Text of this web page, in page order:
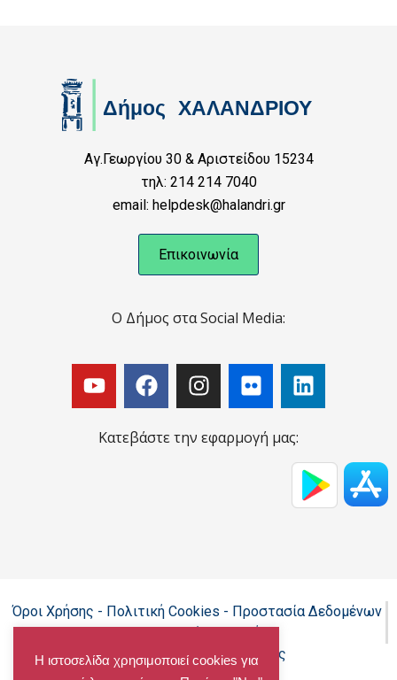
Αγ.Γεωργίου 30 & Αριστείδου 15234
τηλ: 214 214 7040
email: helpdesk@halandri.gr
Επικοινωνία
Ο Δήμος στα Social Media:
Κατεβάστε την εφαρμογή μας:
Όροι Χρήσης - Πολιτική Cookies - Προστασία Δεδομένων
Προσωπικού Χαρακτήρα
Δήλωση προσβασιμότητας
Η ιστοσελίδα χρησιμοποιεί cookies για